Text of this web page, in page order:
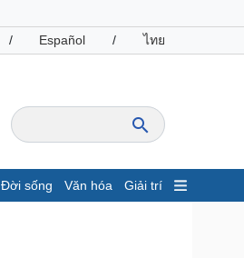
/ Español / ไทย
Đời sống Văn hóa Giải trí